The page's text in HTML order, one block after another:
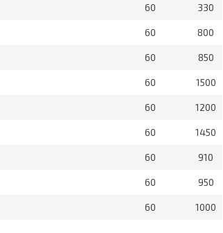
60 330
60 800
60 850
60 1500
60 1200
60 1450
60 910
60 950
60 1000